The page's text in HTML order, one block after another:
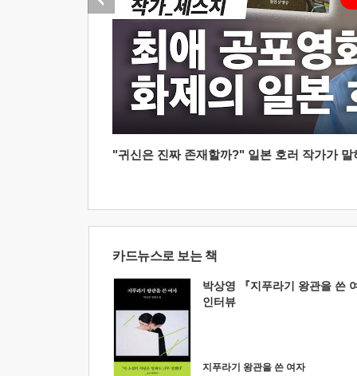
"귀신은 진짜 존재할까?" 일본 호러 작가가
카드뉴스로 보는 책
박상영 『지푸라기 왕관을 쓴
인터뷰
지푸라기 왕관을 쓴 여자